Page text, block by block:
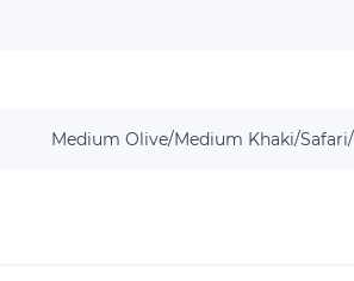
Medium Olive/Medium Khaki/